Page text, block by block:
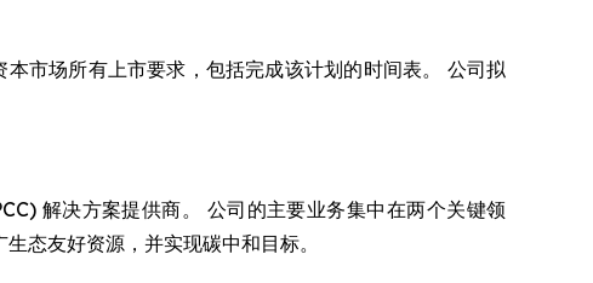
市场所有上市要求，包括完成该计划的时间表。 公司拟
解决方案提供商。 公司的主要业务集中在两个关键领
态友好资源，并实现碳中和目标。